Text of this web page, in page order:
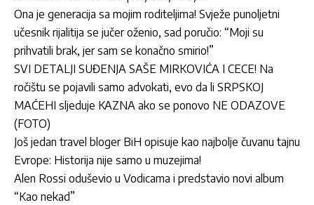
Ona je generacija sa mojim roditeljima! Svježe punoljetni
učesnik rijalitija se jučer oženio, sad poručio: “Moji su
prihvatili brak, jer sam se konačno smirio!”
SVI DETALJI SUĐENJA SAŠE MIRKOVIĆA I CECE! Na
ročištu se pojavili samo advokati, evo da li SRPSKOJ
MAĆEHI sljeduje KAZNA ako se ponovo NE ODAZOVE
(FOTO)
Još jedan travel bloger BiH opisuje kao najbolje čuvanu tajnu
Evrope: Historija nije samo u muzejima!
Alen Rossi oduševio u Vodicama i predstavio novi album
“Kao nekad”